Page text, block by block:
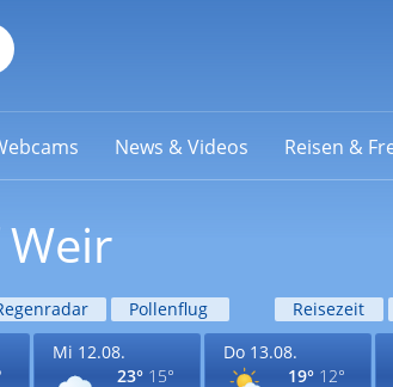
News & Videos Reisen &
Pollenflug Reisezeit
Mi 12.08.
23° 15°
Do 13.08.
19° 12°